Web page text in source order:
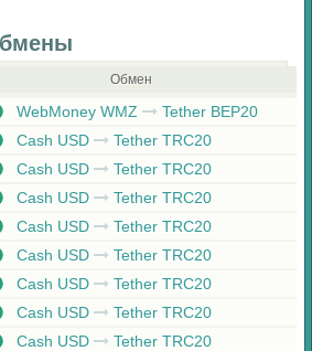
Обмен
WebMoney WMZ Tether BEP20
Cash USD Tether TRC20
Cash USD Tether TRC20
Cash USD Tether TRC20
Cash USD Tether TRC20
Cash USD Tether TRC20
Cash USD Tether TRC20
Cash USD Tether TRC20
Cash USD Tether TRC20